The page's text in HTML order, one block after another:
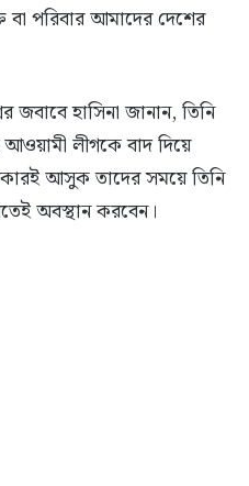
পরিবার আমাদের দেশের
জবাবে হাসিনা জানান, তিনি
লীগকে বাদ দিয়ে
আসুক তাদের সময়ে তিনি
অবস্থান করবেন।